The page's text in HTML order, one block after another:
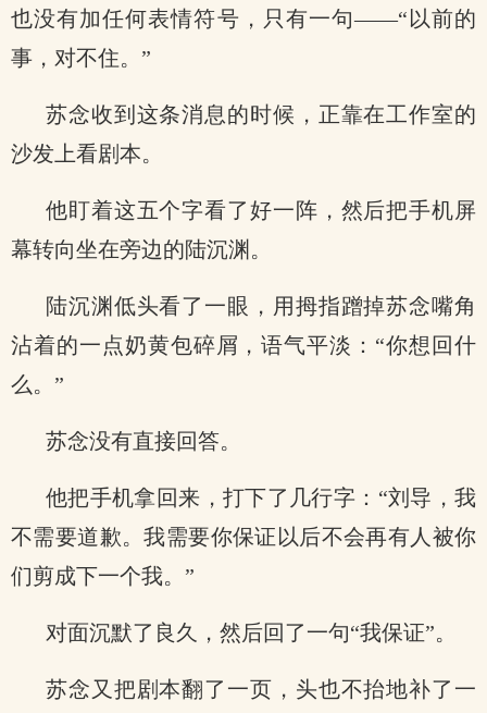
也没有加任何表情符号，只有一句——“以前的
事，对不住。”
苏念收到这条消息的时候，正靠在工作室的
沙发上看剧本。
他盯着这五个字看了好一阵，然后把手机屏
幕转向坐在旁边的陆沉渊。
陆沉渊低头看了一眼，用拇指蹭掉苏念嘴角
沾着的一点奶黄包碎屑，语气平淡：“你想回什
么。”
苏念没有直接回答。
他把手机拿回来，打下了几行字：“刘导，我
不需要道歉。我需要你保证以后不会再有人被你
们剪成下一个我。”
对面沉默了良久，然后回了一句“我保证”。
苏念又把剧本翻了一页，头也不抬地补了一